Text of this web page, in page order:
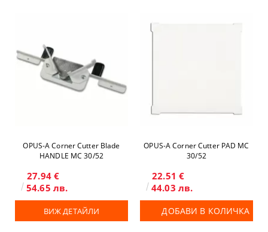
OPUS-А Corner Cutter Blade
HANDLE MC 30/52
27.94 €
54.65 лв.
ВИЖ ДЕТАЙЛИ
OPUS-А Corner Cutter PAD MC
30/52
22.51 €
44.03 лв.
ДОБАВИ В КОЛИЧКА